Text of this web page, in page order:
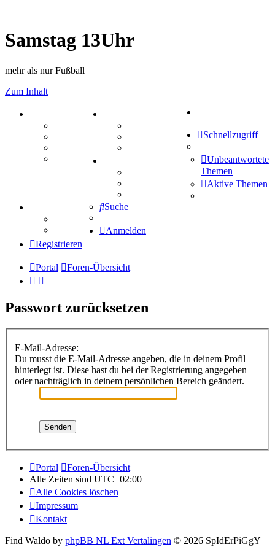
Samstag 13Uhr
mehr als nur Fußball
Zum Inhalt
Mastodon
Treffenübersicht
Zitatesammlung
Schiffe versenken
Tipprunde
Comunio
Schnellzugriff
Unbeantwortete
Themen
Aktive Themen
Suche
Anmelden
Registrieren
Portal Foren-Übersicht
Passwort zurücksetzen
E-Mail-Adresse:
Du musst die E-Mail-Adresse angeben, die in deinem Profil
hinterlegt ist. Diese hast du bei der Registrierung angegeben
oder nachträglich in deinem persönlichen Bereich geändert.
Portal
Foren-Übersicht
Alle Zeiten sind UTC+02:00
Alle Cookies löschen
Impressum
Kontakt
Find Waldo by phpBB NL Ext Vertalingen © 2026 SpIdErPiGgY